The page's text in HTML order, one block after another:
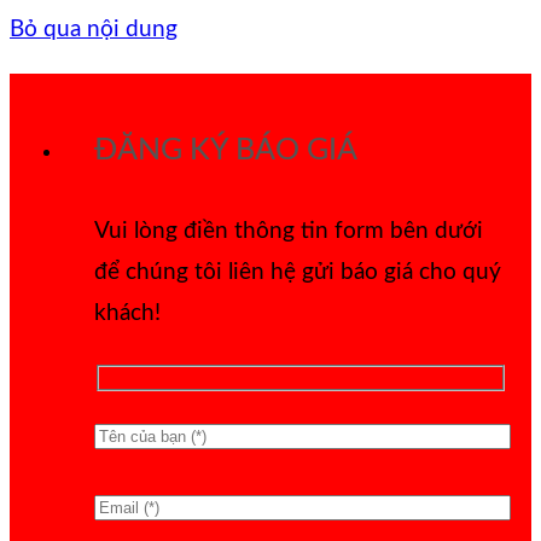
Bỏ qua nội dung
ĐĂNG KÝ BÁO GIÁ
Vui lòng điền thông tin form bên dưới
để chúng tôi liên hệ gửi báo giá cho quý
khách!